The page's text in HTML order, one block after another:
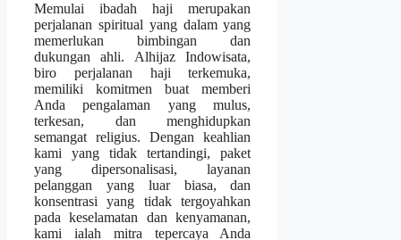
Memulai ibadah haji merupakan
perjalanan spiritual yang dalam yang
memerlukan bimbingan dan
dukungan ahli. Alhijaz Indowisata,
biro perjalanan haji terkemuka,
memiliki komitmen buat memberi
Anda pengalaman yang mulus,
terkesan, dan menghidupkan
semangat religius. Dengan keahlian
kami yang tidak tertandingi, paket
yang dipersonalisasi, layanan
pelanggan yang luar biasa, dan
konsentrasi yang tidak tergoyahkan
pada keselamatan dan kenyamanan,
kami ialah mitra tepercaya Anda